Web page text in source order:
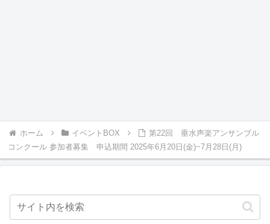
ホーム イベントBOX
第22回 垂水声楽アンサンブル
コンクール 参加者募集 申込期間 2025年6月20日(金)~7月28日(月)